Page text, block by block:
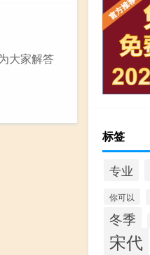
大家解答
标签
专业
你可以
冬季
宋代